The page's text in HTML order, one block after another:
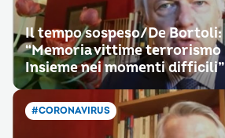
Il tempo sospeso/De Bortoli:
“Memoria vittime terrorismo
Insieme nei momenti difficili”
#CORONAVIRUS